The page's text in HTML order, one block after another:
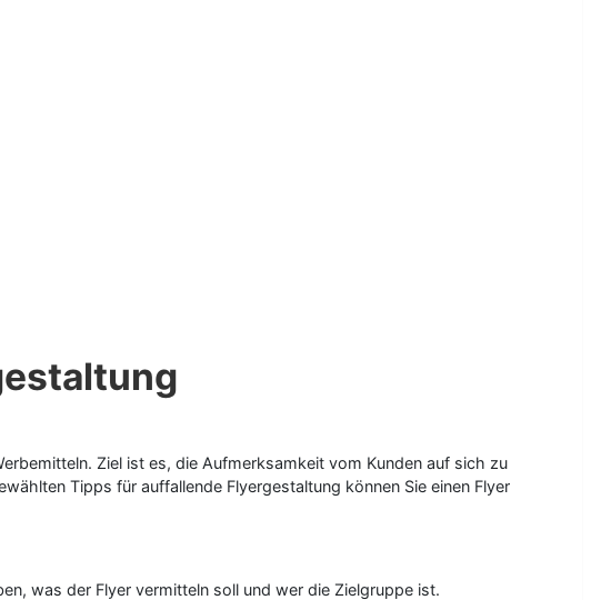
Ziel ist es, die Aufmerksamkeit vom Kunden auf sich zu
Tipps für auffallende Flyergestaltung können Sie einen Flyer
was der Flyer vermitteln soll und wer die Zielgruppe ist.